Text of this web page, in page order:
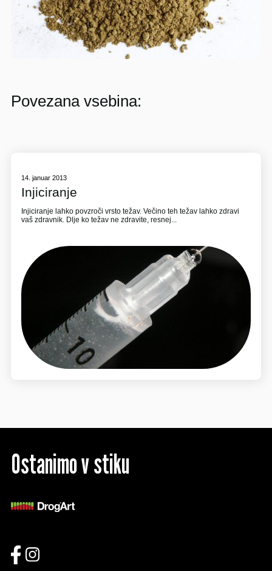
Povezana vsebina:
14. januar 2013
Injiciranje
Injiciranje lahko povzroči vrsto težav. Večino teh težav lahko zdravi
vaš zdravnik. Dlje ko težav ne zdravite, resnej...
Ostanimo v stiku